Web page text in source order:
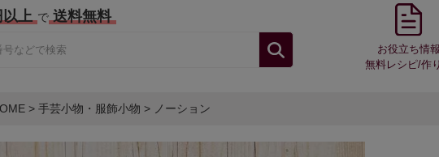
上 で 送料無料
お役立ち情報
無料レシピ/作
> 手芸小物・服飾小物 > ノーション